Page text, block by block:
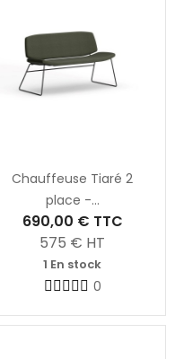
Chauffeuse Tiaré 2
place -...
690,00 € TTC
575 € HT
1 En stock
0